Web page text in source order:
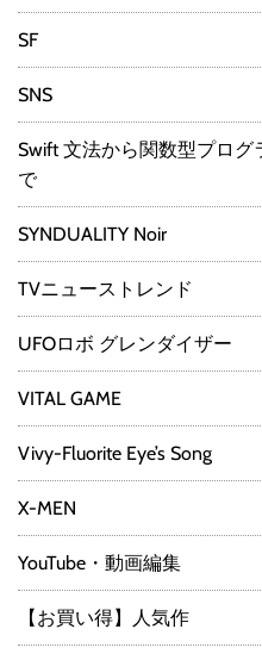
SF
SNS
Swift 文法から関数型プログ
で
SYNDUALITY Noir
TVニューストレンド
UFOロボ グレンダイザー
VITAL GAME
Vivy-Fluorite Eye’s Song
X-MEN
YouTube・動画編集
【お買い得】人気作